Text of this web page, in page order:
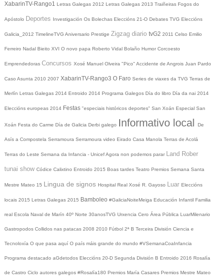
XabarinTV-Rango1 Letras Galegas 2012 Letras Galegas 2013 Traiñeiras Fogos do
Apóstolo Deportes Investigación Os Bolechas Eleccións 21-O Debates TVG Eleccións
Galicia_2012 TimelineTVG Aniversario Prestige Zigzag diario tvG2 2011 Celso Emilio
Ferreiro Nadal Bieito XVI O novo papa Roberto Vidal Bolaño Humor Corcoesto
Emprendedoras Concursos Xosé Manuel Olveira "Pico" Accidente de Angrois Juan Pardo
Caso Asunta 2010 2007 XabarinTV-Rango3 O Faro Series de viaxes da TVG Terras de
Merlín Letras Galegas 2014 Entroido 2014 Programa Galegos Día do libro Día da nai 2014
Eleccións europeas 2014 Festas "especiais históricos deportes" San Xoán Especial San
Xoán Festa do Carme Día de Galicia Derbi galego Informativo local De
Asís a Compostela Serramoura Serramoura video Eirado Casa Manola Terras de Acolá
Terras do Leste Semana da Infancia - UnicefAgora non podemos parar Land Rober
tunai show Códice Calixtino Entroido 2015 Boas tardes Teatro Premios Semana Santa
Mestre Mateo 15 Lingua de signos Hospital Real Xosé R. Gayoso Luar Eleccións
locais 2015 Letras Galegas 2015 Bamboleo #GaliciaNoiteMeiga Educación Infantil Familia
real Escola Naval de Marín 40º Norte 30anosTVG Urxencia Cero Área Pública LuarMilenario
Gastropodos Collidos nas patacas 2008 2010 Fútbol 2ª B Terceira División Ciencia e
Tecnoloxía O que pasa aquí O país máis grande do mundo #VSemanaCoaInfancia
Programa destacado aGdetodos Eleccións 20-D Segunda División B Entroido 2016 Rosalía
de Castro Ciclo autores galegos #Rosalía180 Premios María Casares Premios Mestre Mateo